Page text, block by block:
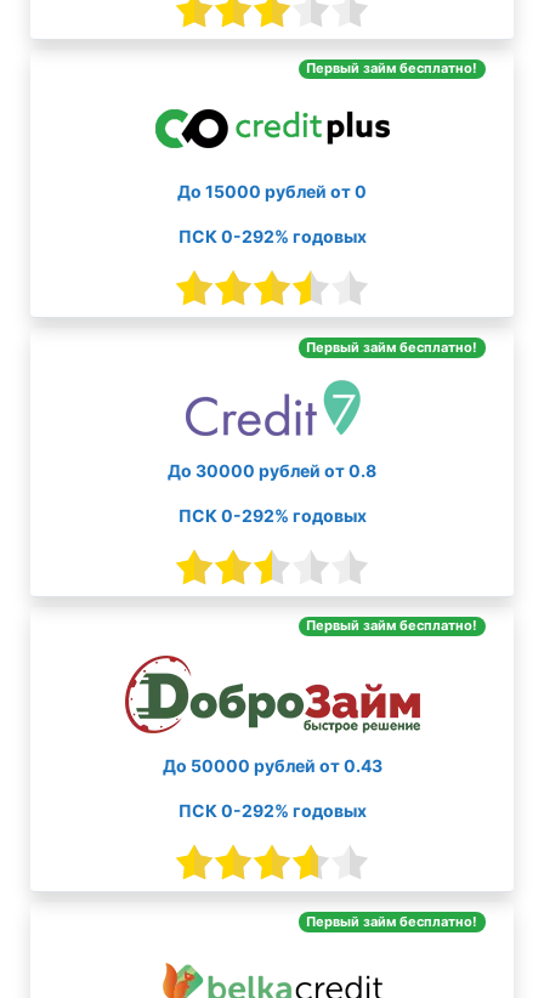
Первый займ бесплатно!
До 15000 рублей от 0
ПСК 0-292% годовых
Первый займ бесплатно!
До 30000 рублей от 0.8
ПСК 0-292% годовых
Первый займ бесплатно!
До 50000 рублей от 0.43
ПСК 0-292% годовых
Первый займ бесплатно!